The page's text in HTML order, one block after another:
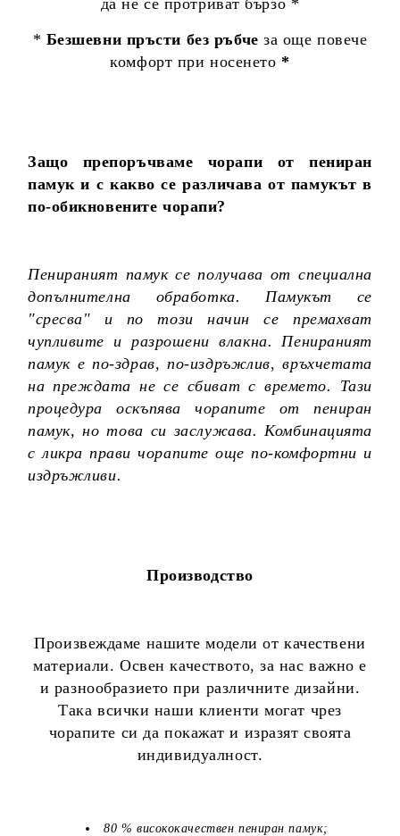
* Безшевни пръсти без ръбчеза още повече
комфорт при носенето *
Защо препоръчваме чорапи от пениран
памук и с какво се различава от памукът в
по-обикновените чорапи?
Пенираният памук се получава от специална
допълнителна обработка. Памукът се
"сресва" и по този начин се премахват
чупливите и разрошени влакна. Пенираният
памук е по-здрав, по-издръжлив, връхчетата
на преждата не се сбиват с времето. Тази
процедура оскъпява чорапите от пениран
памук, но това си заслужава. Комбинацията
с ликра прави чорапите още по-комфортни и
издръжливи.
Производство
Произвеждаме нашите модели от качествени
материали. Освен качеството, за нас важно е
и разнообразието при различните дизайни.
Така всички наши клиенти могат чрез
чорапите си да покажат и изразят своята
индивидуалност.
80 % висококачествен пениран памук;